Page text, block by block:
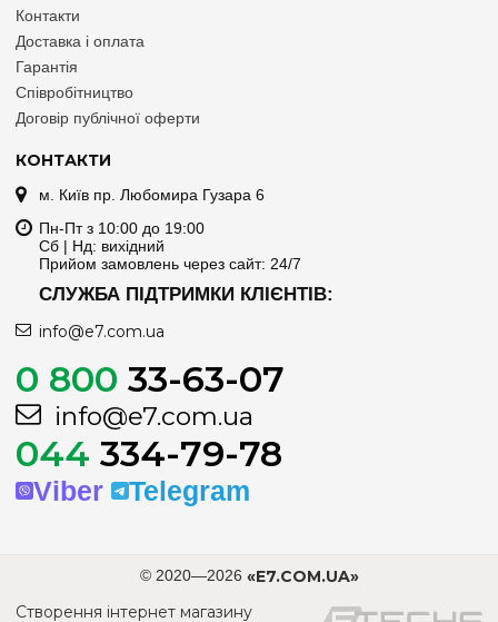
КОНТАКТИ
м. Київ пр. Любомира Гузара 6
Пн-Пт з 10:00 до 19:00
Сб | Нд: вихідний
Прийом замовлень через сайт: 24/7
СЛУЖБА ПІДТРИМКИ КЛІЄНТІВ:
info@e7.com.ua
0 800 33-63-07
info@e7.com.ua
044 334-79-78
Viber Telegram
Контакти
Доставка і оплата
Гарантія
Співробітництво
Договір публічної оферти
© 2020—2026 «E7.COM.UA»
Створення інтернет магазину